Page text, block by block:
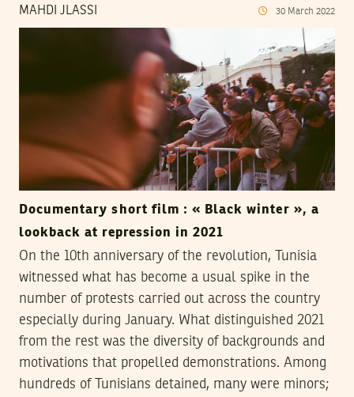
MAHDI JLASSI 30 March 2022
Documentary short film : « Black winter », a
lookback at repression in 2021
On the 10th anniversary of the revolution, Tunisia
witnessed what has become a usual spike in the
number of protests carried out across the country
especially during January. What distinguished 2021
from the rest was the diversity of backgrounds and
motivations that propelled demonstrations. Among
hundreds of Tunisians detained, many were minors;